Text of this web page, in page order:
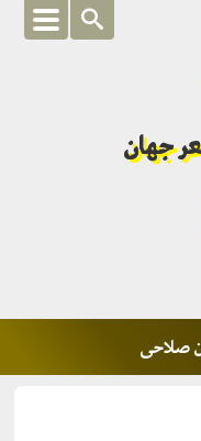
جهان
صلاحی